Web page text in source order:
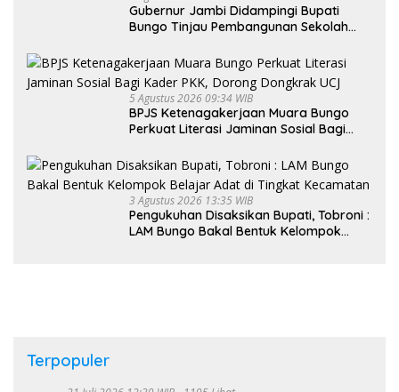
Gubernur Jambi Didampingi Bupati
Bungo Tinjau Pembangunan Sekolah
5 Agustus 2026 09:34 WIB
BPJS Ketenagakerjaan Muara Bungo
Perkuat Literasi Jaminan Sosial Bagi
3 Agustus 2026 13:35 WIB
Pengukuhan Disaksikan Bupati, Tobroni :
LAM Bungo Bakal Bentuk Kelompok
Terpopuler